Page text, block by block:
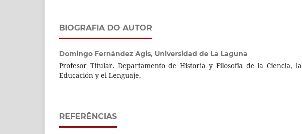
BIOGRAFIA DO AUTOR
Domingo Fernández Agis, Universidad de La Laguna
Profesor Titular. Departamento de Historia y Filosofía de la Ciencia, la
Educación y el Lenguaje.
REFERÊNCIAS